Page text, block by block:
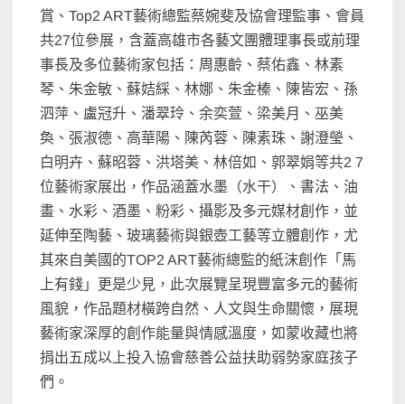
賞、Top2 ART藝術總監蔡婉斐及協會理監事、會員
共27位參展，含蓋高雄市各藝文團體理事長或前理
事長及多位藝術家包括：周惠齡、蔡佑鑫、林素
琴、朱金敏、蘇姞綵、林娜、朱金榛、陳皆宏、孫
泗萍、盧冠升、潘翠玲、余奕萱、梁美月、巫美
奐、張淑德、高華陽、陳芮蓉、陳素珠、謝澄瑩、
白明卉、蘇昭蓉、洪塔美、林倍如、郭翠娟等共2 7
位藝術家展出，作品涵蓋水墨（水干）、書法、油
畫、水彩、酒墨、粉彩、攝影及多元媒材創作，並
延伸至陶藝、玻璃藝術與銀壺工藝等立體創作，尤
其來自美國的TOP2 ART藝術總監的紙沫創作「馬
上有錢」更是少見，此次展覽呈現豐富多元的藝術
風貌，作品題材橫跨自然、人文與生命關懷，展現
藝術家深厚的創作能量與情感溫度，如蒙收藏也將
捐出五成以上投入協會慈善公益扶助弱勢家庭孩子
們。